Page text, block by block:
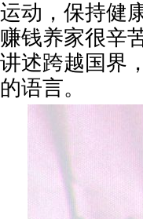
运动，保持健
赚钱养家很辛
讲述跨越国界
的语言。